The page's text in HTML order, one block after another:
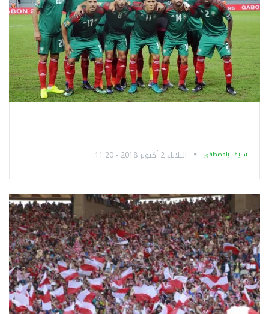
شريف بلمصطفى الثلاثاء 2 أكتوبر 2018 - 11:20